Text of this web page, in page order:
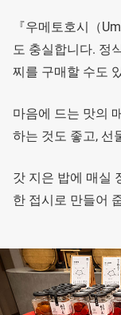
『우메토호시（
도 충실합니다. 정
찌를 구매할 수도
마음에 드는 맛의
하는 것도 좋고, 선
갓 지은 밥에 매실
한 접시로 만들어